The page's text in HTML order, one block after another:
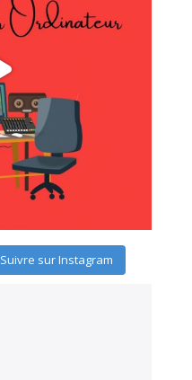
Suivre sur Instagram